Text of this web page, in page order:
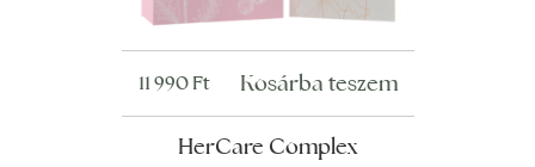
HerCare Complex
11 990Ft Kosárba teszem